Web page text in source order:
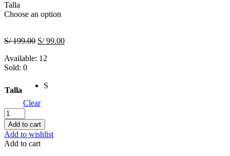
Talla
Choose an option
S/199.00 Original
was:
S/99.00Current
Available: 12
Sold: 0
Talla
S
Clear
Enterizo
Begonia
Uva
Floral
quantity
Add to cart
Add to wishlist
Add to cart